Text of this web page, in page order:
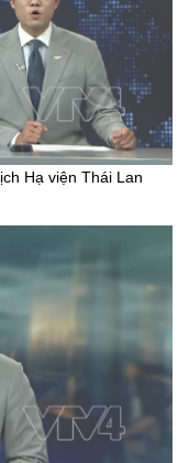
Hạ viện Thái Lan